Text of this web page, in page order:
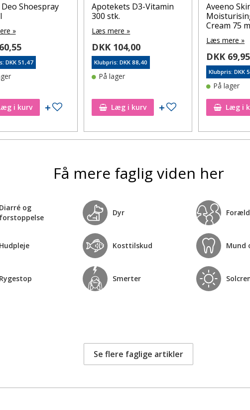
Shoespray
»
DKK 51,47
i kurv Tilføj til ønskeseddel
Apotekets D3-Vitamin
300 stk.
Læs mere »
DKK 104,00
Klubpris: DKK 88,40
På lager
Læg i kurv Tilføj til ønskeseddel
Aveeno
Cream 75
Læs mere »
DKK 69,95
Klubpris: DKK
På lager
Læg i
Få mere faglig viden her
Diarré og
forstoppelse
Dyr
Hudpleje Kosttilskud Mund
Rygestop Smerter
Se flere faglige artikler